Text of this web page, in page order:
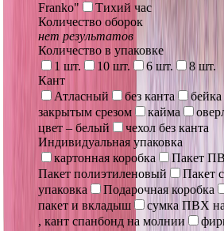
Franko"
Тихий час
Количество оборок
нет результатов
Количество в упаковке
1 шт.
10 шт. 6 шт.
8 шт.
Кант
Атласный
без канта бейка
закрытым срезом
кайма
цвет – белый
чехол без канта
Индивидуальная упаковка
картонная коробка
Пакет
Пакет полиэтиленовый
Пакет
упаковка
Подарочная коробка
пакет и вкладыш
сумка ПВХ
, кант спанбонд на молнии